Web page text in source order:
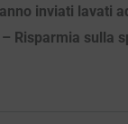
inviati lavati
Risparmia sulla